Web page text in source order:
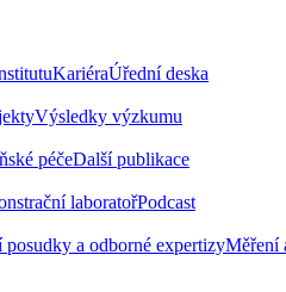
KariéraÚřední deska
Výsledky výzkumu
péčeDalší publikace
laboratořPodcast
posudky a odborné expertizyMěření